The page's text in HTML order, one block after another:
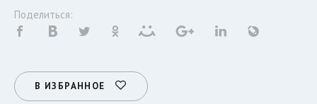
Поделиться:
В ИЗБРАННОЕ